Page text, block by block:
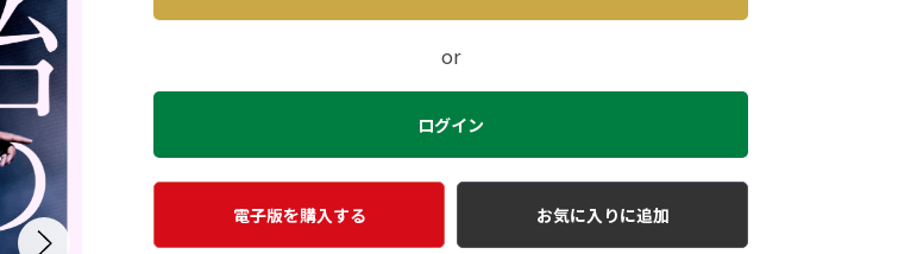
or
ログイン
電子版を購入する お気に入りに追加